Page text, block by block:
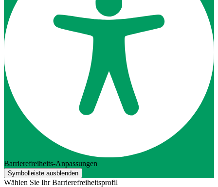
Barrierefreiheits-Anpassungen
Symbolleiste ausblenden
Wählen Sie Ihr Barrierefreiheitsprofil